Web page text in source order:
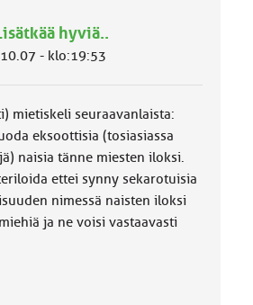
hyviä..
- klo:19:53
mietiskeli seuraavanlaista:
eksoottisia (tosiasiassa
naisia tänne miesten iloksi.
ettei synny sekarotuisia
nimessä naisten iloksi
ja ne voisi vastaavasti